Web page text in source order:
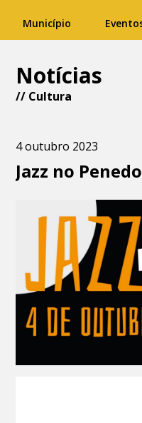
Município
Notícias
// Cultura
4 outubro 2023
Jazz no